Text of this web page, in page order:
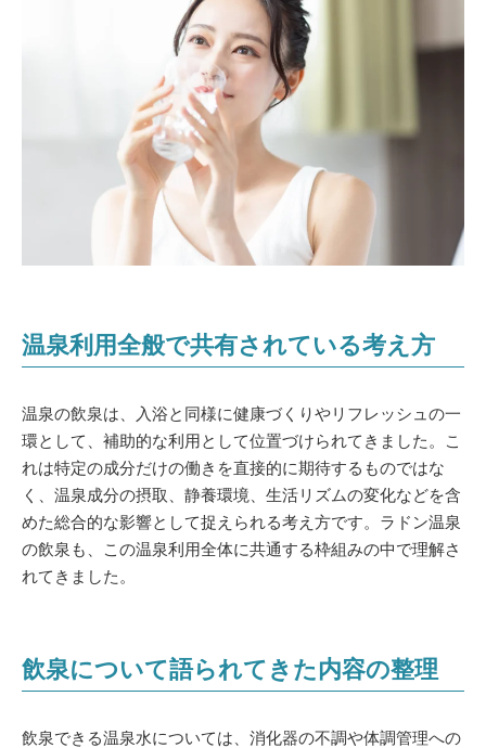
温泉利用全般で共有されている考え方
温泉の飲泉は、入浴と同様に健康づくりやリフレッシュの一
環として、補助的な利用として位置づけられてきました。こ
れは特定の成分だけの働きを直接的に期待するものではな
く、温泉成分の摂取、静養環境、生活リズムの変化などを含
めた総合的な影響として捉えられる考え方です。ラドン温泉
の飲泉も、この温泉利用全体に共通する枠組みの中で理解さ
れてきました。
飲泉について語られてきた内容の整理
飲泉できる温泉水については、消化器の不調や体調管理への